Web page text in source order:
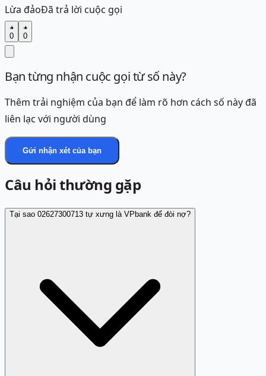
Lừa đảoĐã trả lời cuộc gọi
0 0
Bạn từng nhận cuộc gọi từ số này?
Thêm trải nghiệm của bạn để làm rõ hơn cách số này đã
liên lạc với người dùng
Gửi nhận xét của bạn
Câu hỏi thường gặp
Tại sao 02627300713 tự xưng là VPbank để đòi nợ?